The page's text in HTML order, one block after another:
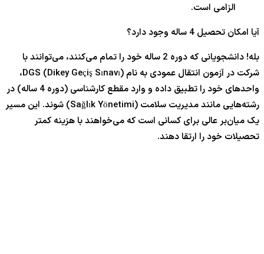
الزامی است.
آیا امکان تحصیل 4 ساله وجود دارد؟
بله! دانشجویانی که دوره 2 ساله خود را تمام می‌کنند، می‌توانند با
شرکت در آزمون انتقال عمودی به نام DGS (Dikey Geçiş Sınavı)،
واحدهای خود را تطبیق داده و وارد مقطع کارشناسی (دوره 4 ساله) در
رشته‌هایی مانند مدیریت سلامت (Sağlık Yönetimi) شوند. این مسیر
یک میان‌بر عالی برای کسانی است که می‌خواهند با هزینه کمتر
تحصیلات خود را ارتقا دهند.